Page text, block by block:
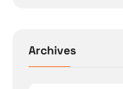
n
tArchives